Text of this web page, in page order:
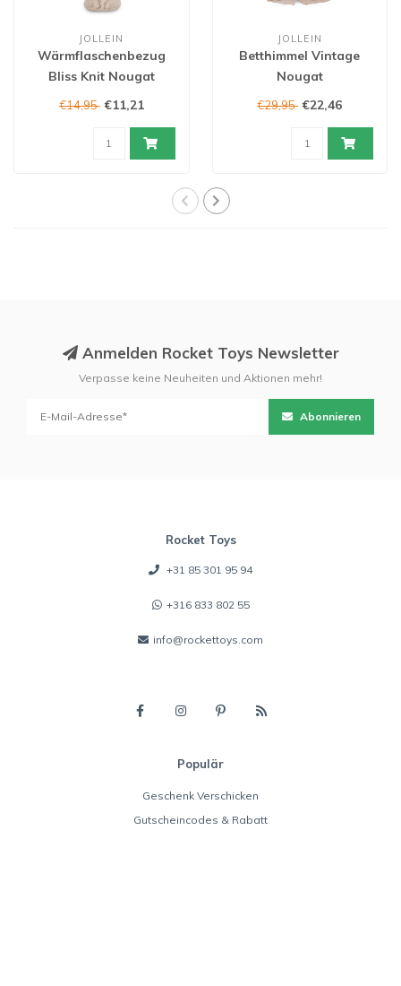
JOLLEIN
Wärmflaschenbezug
Bliss Knit Nougat
€14,95 €11,21
JOLLEIN
Betthimmel Vintage
Nougat
€29,95 €22,46
Anmelden Rocket Toys Newsletter
Verpasse keine Neuheiten und Aktionen mehr!
Abonnieren
Rocket Toys
+31 85 301 95 94
+316 833 802 55
info@rockettoys.com
Populär
Geschenk Verschicken
Gutscheincodes & Rabatt